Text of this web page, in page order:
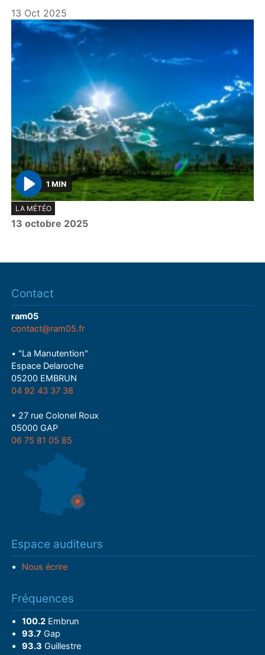
y
13 Oct 2025
P
l
a
1 MIN
LA MÉTÉO
13 octobre 2025
Contact
ram05
contact@ram05.fr
• "La Manutention"
Espace Delaroche
05200 EMBRUN
04 92 43 37 38
• 27 rue Colonel Roux
05000 GAP
06 75 81 05 85
Espace auditeurs
Nous écrire
Fréquences
100.2Embrun
93.7 Gap
93.3 Guillestre